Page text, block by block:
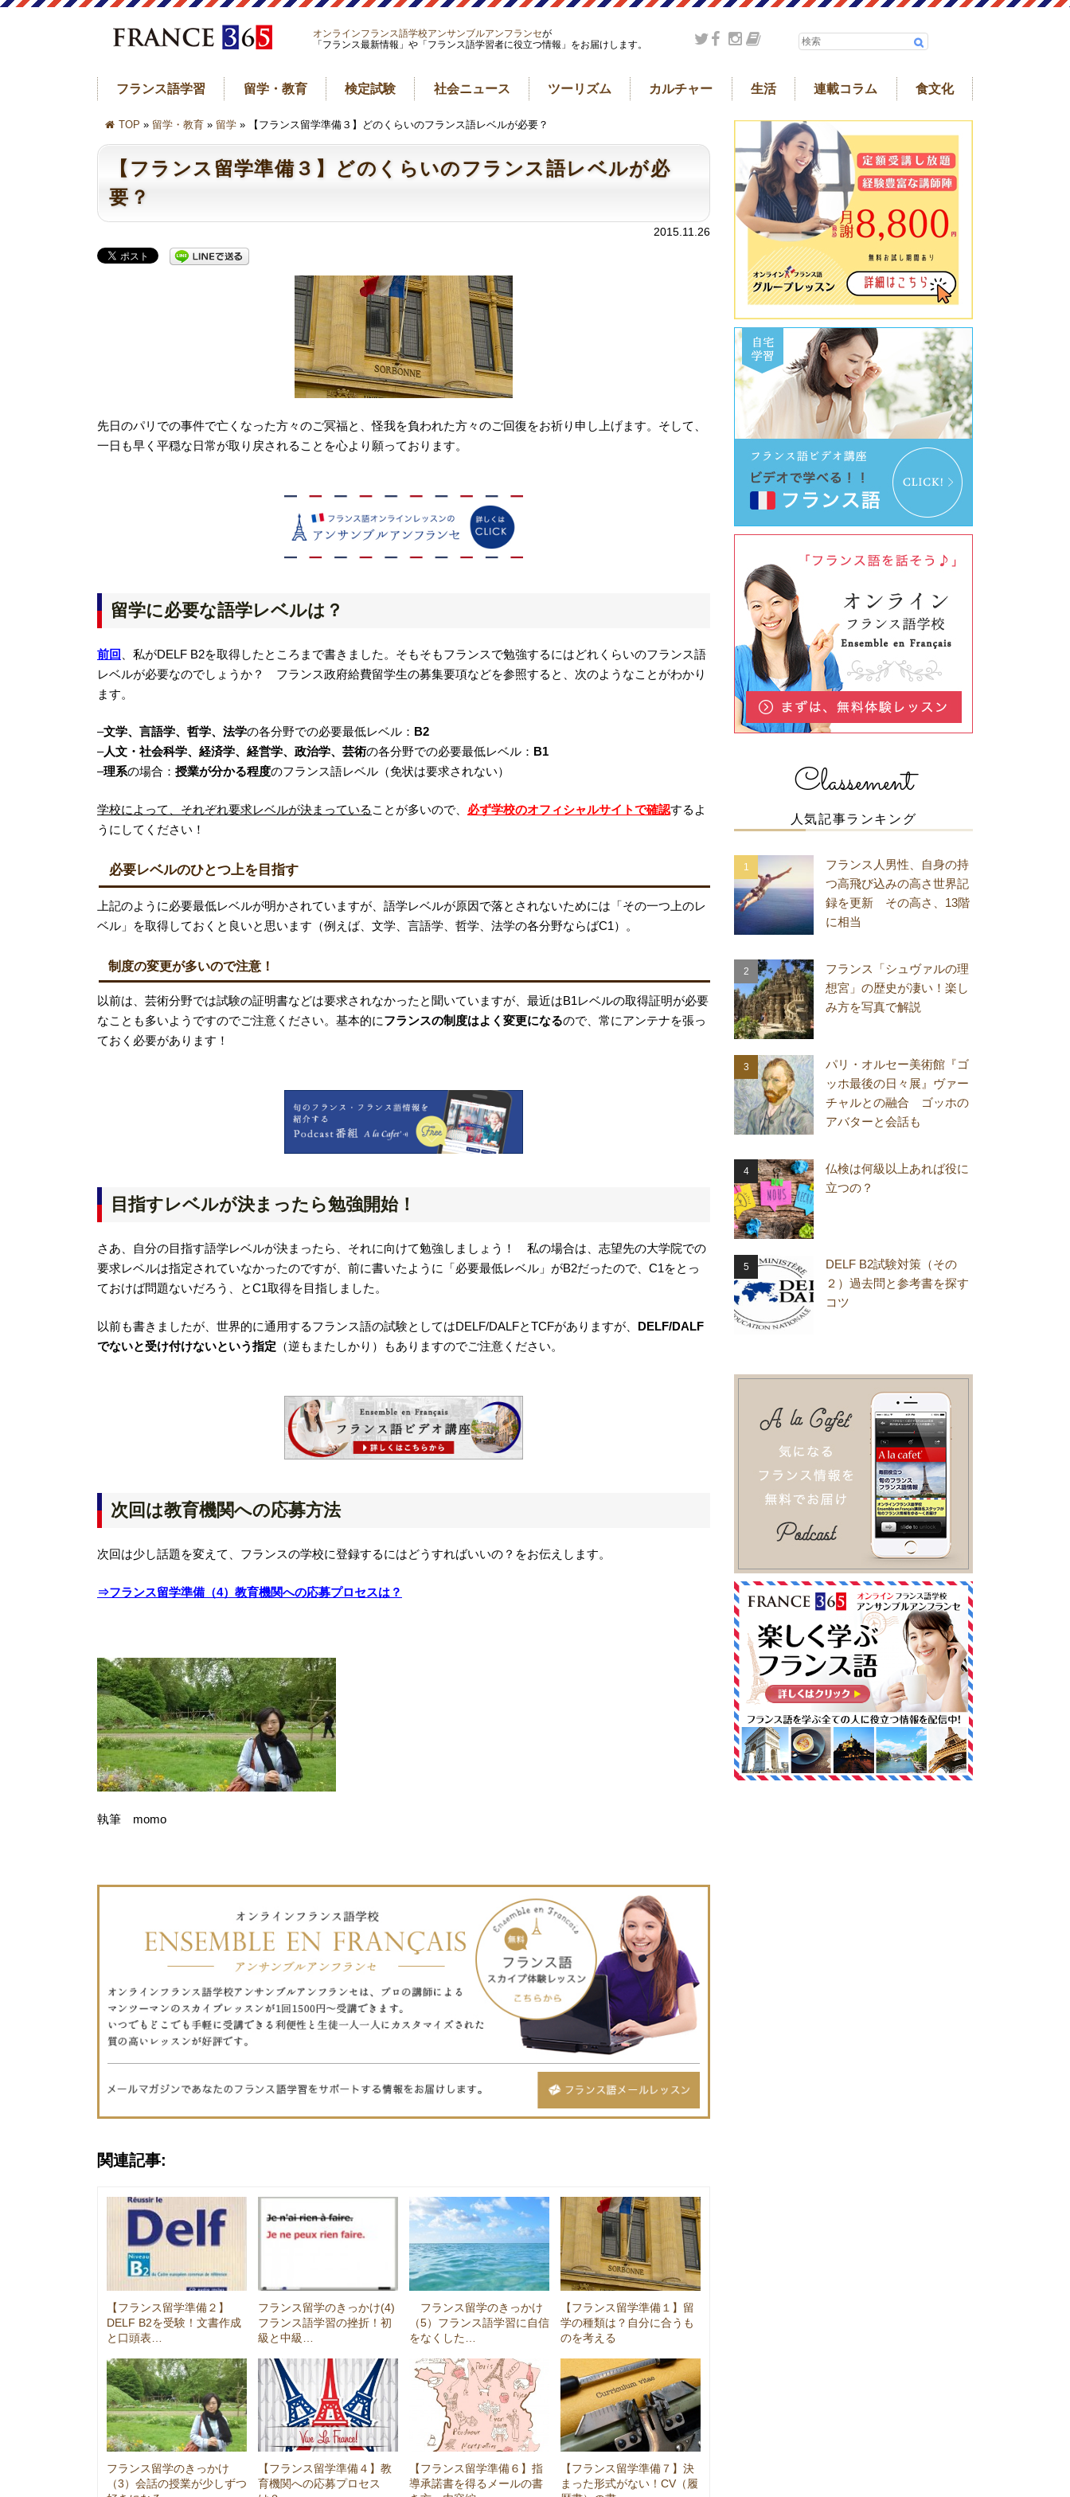
オンラインフランス語学校アンサンブルアンフランセが
「フランス最新情報」や「フランス語学習者に役立つ情報」をお届けします。
フランス語学習 留学・教育 検定試験 社会ニュース ツーリズム カルチャー 生活 連載コラム 食文化
TOP » 留学・教育 » 留学 » 【フランス留学準備３】どのくらいのフランス語レベルが必要？
【フランス留学準備３】どのくらいのフランス語レベルが必
要？
2015.11.26
先日のパリでの事件で亡くなった方々のご冥福と、怪我を負われた方々のご回復をお祈り申し上げます。そして、
一日も早く平穏な日常が取り戻されることを心より願っております。
留学に必要な語学レベルは？
前回
、私がDELF B2を取得したところまで書きました。そもそもフランスで勉強するにはどれくらいのフランス語
レベルが必要なのでしょうか？ フランス政府給費留学生の募集要項などを参照すると、次のようなことがわかり
ます。
–文学、言語学、哲学、法学の各分野での必要最低レベル： B2
–人文・社会科学、経済学、経営学、政治学、芸術の各分野での必要最低レベル： B1
–理系の場合： 授業が分かる程度のフランス語レベル（免状は要求されない）
学校によって、それぞれ要求レベルが決まっている ことが多いので、 必ず学校のオフィシャルサイトで確認するよ
うにしてください！
必要レベルのひとつ上を目指す
上記のように必要最低レベルが明かされていますが、語学レベルが原因で落とされないためには「その一つ上のレ
ベル」を取得しておくと良いと思います（例えば、文学、言語学、哲学、法学の各分野ならばC1）。
制度の変更が多いので注意！
以前は、芸術分野では試験の証明書などは要求されなかったと聞いていますが、最近はB1レベルの取得証明が必要
なことも多いようですのでご注意ください。基本的にフランスの制度はよく変更になるので、常にアンテナを張っ
ておく必要があります！
目指すレベルが決まったら勉強開始！
さあ、自分の目指す語学レベルが決まったら、それに向けて勉強しましょう！ 私の場合は、志望先の大学院での
要求レベルは指定されていなかったのですが、前に書いたように「必要最低レベル」がB2だったので、C1をとっ
ておけば問題ないだろう、とC1取得を目指しました。
以前も書きましたが、世界的に通用するフランス語の試験としてはDELF/DALFとTCFがありますが、 DELF/DALF
でないと受け付けないという指定 （逆もまたしかり）もありますのでご注意ください。
次回は教育機関への応募方法
次回は少し話題を変えて、フランスの学校に登録するにはどうすればいいの？をお伝えします。
⇒フランス留学準備（4）教育機関への応募プロセスは？
執筆 momo
関連記事:
【フランス留学準備２】
DELF B2を受験！文書作成
と口頭表…
フランス留学のきっかけ(4)
フランス語学習の挫折！初
級と中級…
フランス留学のきっかけ
（5）フランス語学習に自信
をなくした…
【フランス留学準備１】留
学の種類は？自分に合うも
のを考える
フランス留学のきっかけ
（3）会話の授業が少しずつ
【フランス留学準備４】教
育機関への応募プロセス
【フランス留学準備６】指
導承諾書を得るメールの書
【フランス留学準備７】決
まった形式がない！CV（履
Classement
人気記事ランキング
フランス人男性、自身の持
つ高飛び込みの高さ世界記
録を更新 その高さ、13階
に相当
フランス「シュヴァルの理
想宮」の歴史が凄い！楽し
み方を写真で解説
パリ・オルセー美術館『ゴ
ッホ最後の日々展』ヴァー
チャルとの融合 ゴッホの
アバターと会話も
仏検は何級以上あれば役に
立つの？
DELF B2試験対策（その
２）過去問と参考書を探す
コツ